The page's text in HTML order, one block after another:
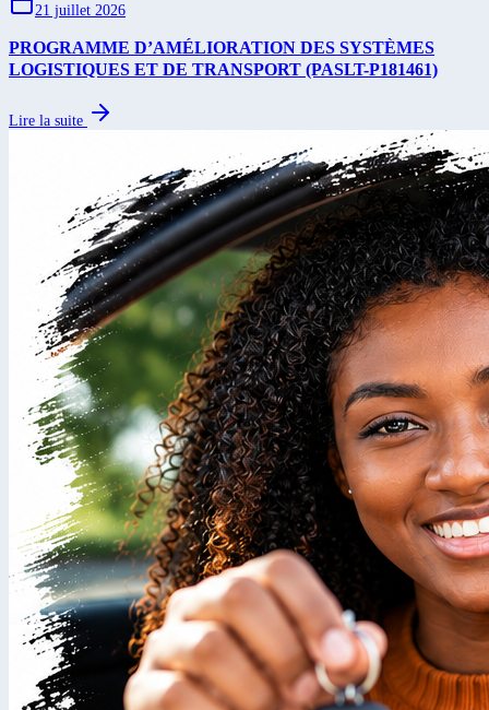
21 juillet 2026
PROGRAMME D’AMÉLIORATION DES SYSTÈMES
LOGISTIQUES ET DE TRANSPORT (PASLT-P181461)
Lire la suite